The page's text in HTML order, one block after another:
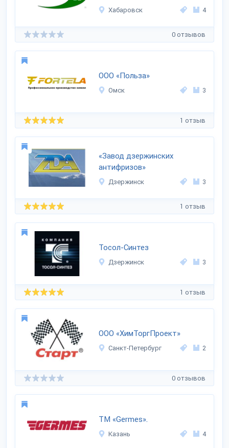
Хабаровск 4
0 отзывов
ООО «Польза»
Омск 3
1 отзыв
«Завод дзержинских
антифризов»
Дзержинск 3
1 отзыв
Тосол-Синтез
Дзержинск 3
1 отзыв
ООО «ХимТоргПроект»
Санкт-Петербург 2
0 отзывов
ТМ «Germes».
Казань 4